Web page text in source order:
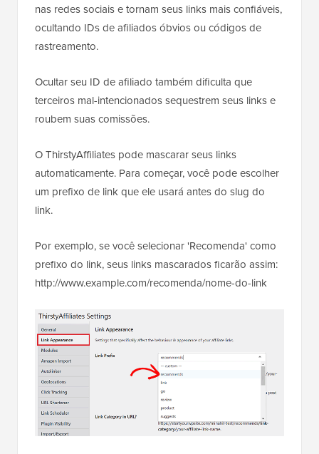
nas redes sociais e tornam seus links mais confiáveis,
ocultando IDs de afiliados óbvios ou códigos de
rastreamento.
Ocultar seu ID de afiliado também dificulta que
terceiros mal-intencionados sequestrem seus links e
roubem suas comissões.
O ThirstyAffiliates pode mascarar seus links
automaticamente. Para começar, você pode escolher
um prefixo de link que ele usará antes do slug do
link.
Por exemplo, se você selecionar 'Recomenda' como
prefixo do link, seus links mascarados ficarão assim:
http://www.example.com/recomenda/nome-do-link